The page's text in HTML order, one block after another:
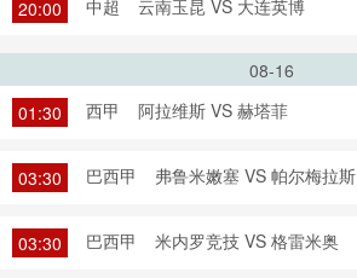
20:00 中超 云南玉昆 VS 大连英博
08-16
01:30
西甲 阿拉维斯 VS 赫塔菲
03:30 巴西甲 弗鲁米嫩塞 VS 帕尔梅拉斯
03:30 巴西甲 米内罗竞技 VS 格雷米奥